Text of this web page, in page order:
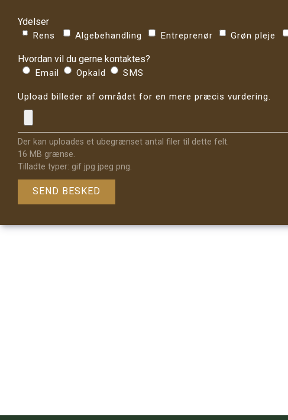
Ydelser
Rens Algebehandling Entreprenør Grøn pleje
Hvordan vil du gerne kontaktes?
Email Opkald SMS
Upload billeder af området for en mere præcis vurdering.
Der kan uploades et ubegrænset antal filer til dette felt.
16 MB grænse.
Tilladte typer: gif jpg jpeg png.